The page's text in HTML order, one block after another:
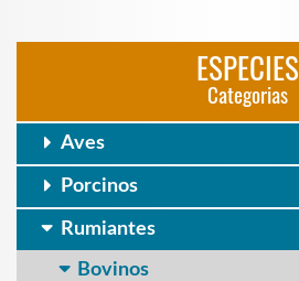
ESPECIES
Categorias
Aves
Porcinos
Rumiantes
Bovinos